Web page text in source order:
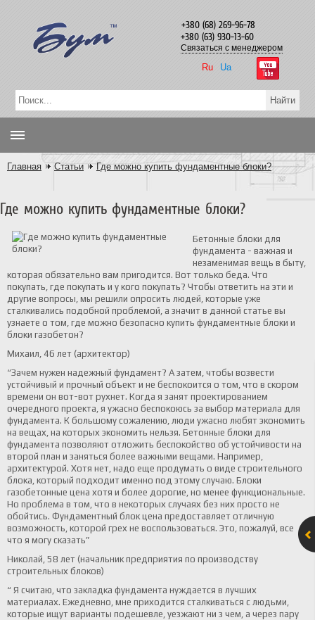
Ru Ua
+380 (68) 269-96-78
+380 (63) 930-13-60
Связаться с менеджером
Главная Статьи Где можно купить фундаментные блоки?
Где можно купить фундаментные блоки?
Бетонные блоки для
фундамента - важная и
незаменимая вещь в быту,
которая обязательно вам пригодится. Вот только беда. Что
покупать, где покупать и у кого покупать? Чтобы ответить на эти и
другие вопросы, мы решили опросить людей, которые уже
сталкивались подобной проблемой, а значит в данной статье вы
узнаете о том, где можно безопасно купить фундаментные блоки и
блоки газобетон?
Михаил, 46 лет (архитектор)
“Зачем нужен надежный фундамент? А затем, чтобы возвести
устойчивый и прочный объект и не беспокоится о том, что в скором
времени он вот-вот рухнет. Когда я занят проектированием
очередного проекта, я ужасно беспокоюсь за выбор материала для
фундамента. К большому сожалению, люди ужасно любят экономить
на вещах, на которых экономить нельзя. Бетонные блоки для
фундамента позволяют отложить беспокойство об устойчивости на
второй план и заняться более важными вещами. Например,
архитектурой. Хотя нет, надо еще продумать о виде строительного
блока, который подходит именно под этому случаю. Блоки
газобетонные цена хотя и более дорогие, но менее функциональные.
Но проблема в том, что в некоторых случаях без них просто не
обойтись. Фундаментный блок цена предоставляет отличную
возможность, которой грех не воспользоваться. Это, пожалуй, все
что я могу сказать”
Николай, 58 лет (начальник предприятия по производству
строительных блоков)
“ Я считаю, что закладка фундамента нуждается в лучших
материалах. Ежедневно, мне приходится сталкиваться с людьми,
которые ищут варианты подешевле, уезжают ни з чем, а через пару